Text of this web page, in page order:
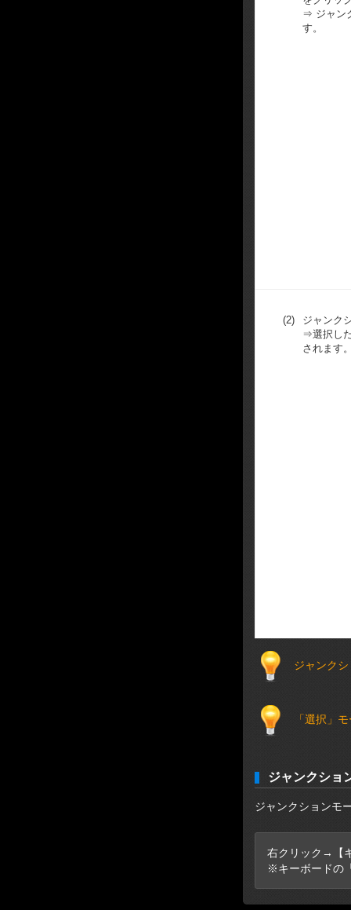
⇒ ジャン
す。
(2)
ジャンク
⇒選択し
されます
ジャンク
「選択」
ジャンクショ
ジャンクションモ
右クリック→【
※キーボードの